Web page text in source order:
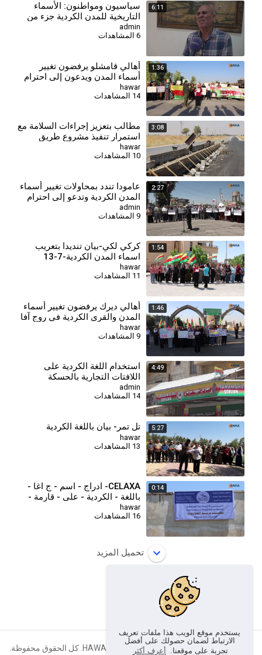
يستخدم موقع الويب هذا ملفات تعريف
الارتباط لضمان حصولك على أفضل
تجربة على موقعنا.أعرف أكثر
6:11
⁣سياسيون ومواطنون: الأسماء
التاريخية للمدن الكردية جزء من
هوية المنطقة
admin
1:36
أهالي قامشلو يرفضون تغيير
أسماء المدن ويدعون إلى احترام
الهوية واللغة الكردية
hawar
14 المشاهدات
3:08
مطالب بتعزيز إجراءات السلامة مع
استمرار تنفيذ مشروع طريق
قامشلو – ديرك
hawar
10 المشاهدات
2:27
عامودا تندد بمحاولات تغيير أسماء
المدن الكردية وتدعو إلى احترام
الهوية واللغة
admin
9 المشاهدات
1:54
كركي لكي-بيان تنديدا بتعريب
اسماء المدن الكردية-7-13
hawar
11 المشاهدات
1:46
أهالي ديرك يرفضون تغيير أسماء
المدن والقرى الكردية في روج آفا
hawar
9 المشاهدات
4:49
⁣استخدام اللغة الكردية على
اللافتات التجارية بالحسكة
admin
14 المشاهدات
5:27 تل تمر- بيان باللغة الكردية
hawar
13 المشاهدات
0:14
CELAXA- ادراج - اسم - ج اغا -
باللغة - الكردية - على - قارمة -
بريد - بجل أغا (1)
hawar
16 المشاهدات
تحميل المزيد
حقوق الطبع والنشر © 2026 HAWAR VIDEO TUBE. كل الحقوق محفوظة.